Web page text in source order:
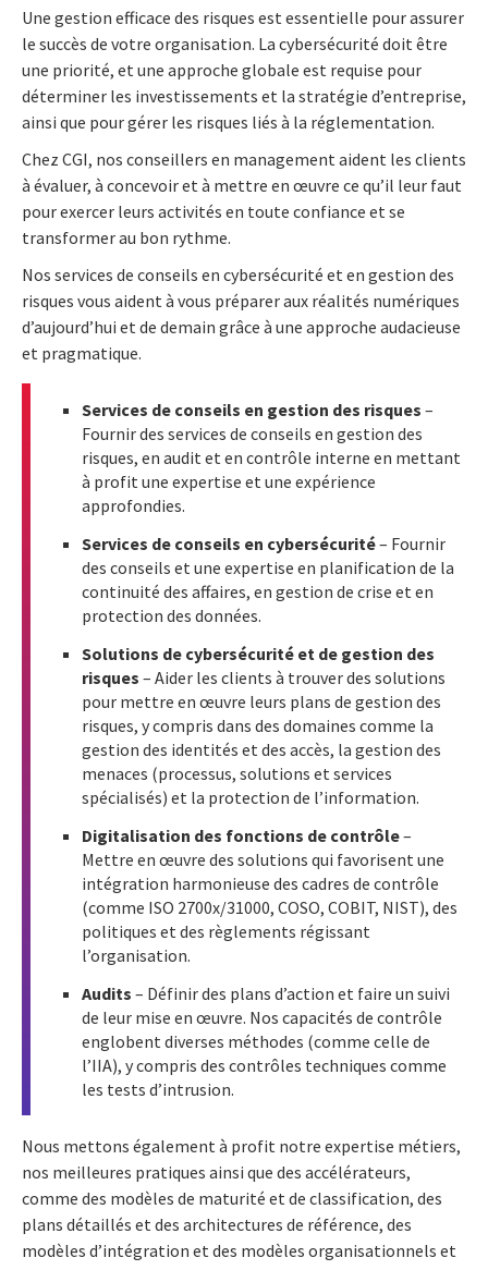
Une gestion efficace des risques est essentielle pour assurer
le succès de votre organisation. La cybersécurité doit être
une priorité, et une approche globale est requise pour
déterminer les investissements et la stratégie d’entreprise,
ainsi que pour gérer les risques liés à la réglementation.
Chez CGI, nos conseillers en management aident les clients
à évaluer, à concevoir et à mettre en œuvre ce qu’il leur faut
pour exercer leurs activités en toute confiance et se
transformer au bon rythme.
Nos services de conseils en cybersécurité et en gestion des
risques vous aident à vous préparer aux réalités numériques
d’aujourd’hui et de demain grâce à une approche audacieuse
et pragmatique.
Services de conseils en gestion des risques –
Fournir des services de conseils en gestion des
risques, en audit et en contrôle interne en mettant
à profit une expertise et une expérience
approfondies.
Services de conseils en cybersécurité– Fournir
des conseils et une expertise en planification de la
continuité des affaires, en gestion de crise et en
protection des données.
Solutions de cybersécurité et de gestion des
risques – Aider les clients à trouver des solutions
pour mettre en œuvre leurs plans de gestion des
risques, y compris dans des domaines comme la
gestion des identités et des accès, la gestion des
menaces (processus, solutions et services
spécialisés) et la protection de l’information.
Digitalisation des fonctions de contrôle–
Mettre en œuvre des solutions qui favorisent une
intégration harmonieuse des cadres de contrôle
(comme ISO 2700x/31000, COSO, COBIT, NIST), des
politiques et des règlements régissant
l’organisation.
Audits – Définir des plans d’action et faire un suivi
de leur mise en œuvre. Nos capacités de contrôle
englobent diverses méthodes (comme celle de
l’IIA), y compris des contrôles techniques comme
les tests d’intrusion.
Nous mettons également à profit notre expertise métiers,
nos meilleures pratiques ainsi que des accélérateurs,
comme des modèles de maturité et de classification, des
plans détaillés et des architectures de référence, des
modèles d’intégration et des modèles organisationnels et